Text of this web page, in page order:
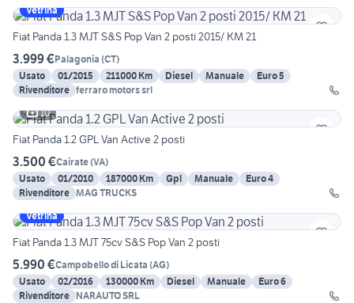
Vetrina
Fiat Panda 1.3 MJT S&S Pop Van 2 posti 2015/ KM 21
3.999 €Palagonia (CT)
Usato
01/2015 211000 Km Diesel Manuale
Euro 5
Rivenditore ferraro motors srl
10
Fiat Panda 1.2 GPL Van Active 2 posti
3.500 €Cairate(VA)
Usato
01/2010 187000 Km Gpl Manuale
Euro 4
Rivenditore MAG TRUCKS
Vetrina
Fiat Panda 1.3 MJT 75cv S&S Pop Van 2 posti
5.990 €Campobello di Licata (AG)
Usato
02/2016 130000 Km Diesel Manuale
Euro 6
Rivenditore NARAUTO SRL